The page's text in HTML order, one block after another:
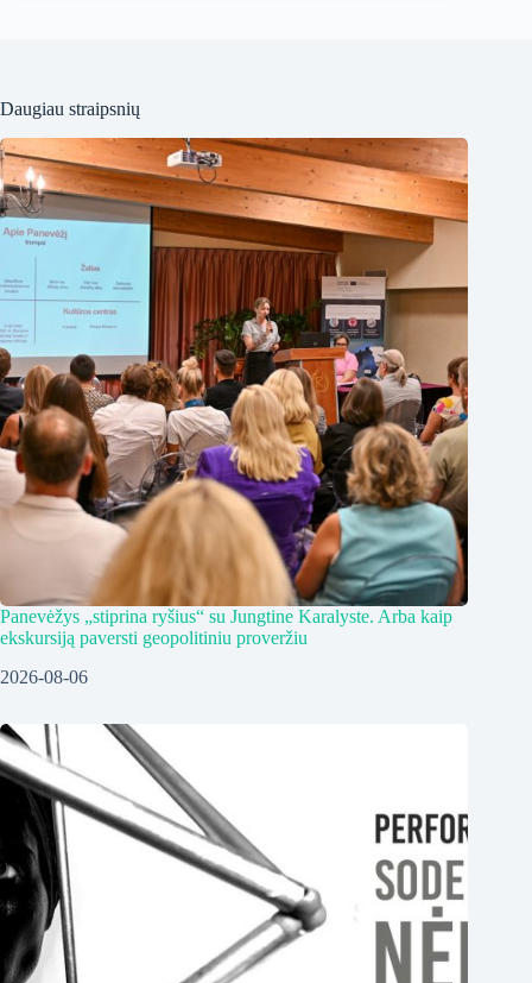
Daugiau straipsnių
Panevėžys „stiprina ryšius“ su Jungtine Karalyste. Arba kaip
ekskursiją paversti geopolitiniu proveržiu
2026-08-06